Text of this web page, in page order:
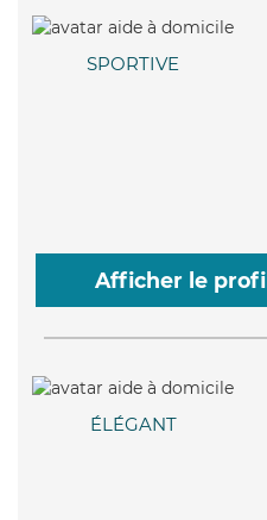
SPORTIVE
Afficher le profil
ÉLÉGANT